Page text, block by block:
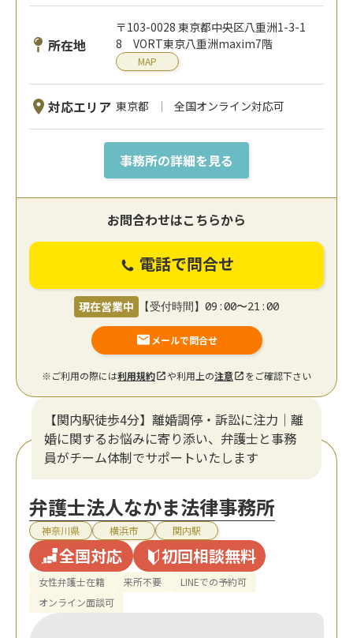
所在地
〒103-0028 東京都中央区八重洲1-3-1
8 VORT東京八重洲maxim7階
MAP
対応エリア 東京都 全国オンライン対応可
事務所の詳細を見る
お問合わせはこちらから
電話で問合せ
現在営業中 【受付時間】09:00〜21:00
メールで問合せ
※ご利用の際には利用規約 や利用上の注意 をご確認下さい
【関内駅徒歩4分】離婚調停・訴訟に注力│離
婚に関するお悩みに寄り添い、弁護士と事務
員がチーム体制でサポートいたします
弁護士法人なかま法律事務所
神奈川県 横浜市 関内駅
全国対応 初回相談無料
女性弁護士在籍 来所不要
LINEでの予約可
オンライン面談可